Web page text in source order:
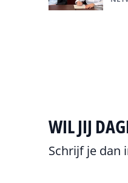
WIL JIJ
Schrijf je dan